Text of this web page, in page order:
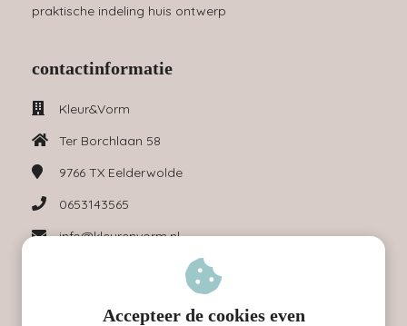
praktische indeling huis ontwerp
contactinformatie
Kleur&Vorm
Ter Borchlaan 58
9766 TX Eelderwolde
0653143565
info@kleurenvorm.nl
KvK nummer: 02073331
BTW nummer: NL001251760B07
Accepteer de cookies even